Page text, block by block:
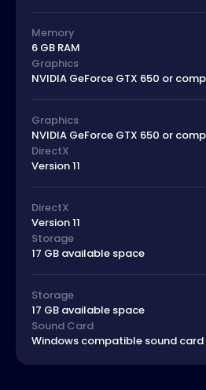
Memory
6 GB RAM
Graphics
NVIDIA GeForce GTX 650 or
Graphics
NVIDIA GeForce GTX 650 or
DirectX
Version 11
DirectX
Version 11
Storage
17 GB available space
Storage
17 GB available space
Sound Card
Windows compatible sound card